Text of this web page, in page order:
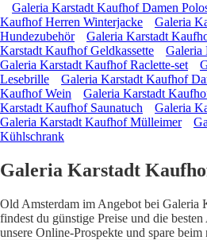
Galeria Karstadt Kaufhof Damen
Kaufhof Herren Winterjacke
Galeria
Hundezubehör
Galeria Karstadt
Karstadt Kaufhof Geldkassette
Galeria
Galeria Karstadt Kaufhof Raclette-set
Lesebrille
Galeria Karstadt Kaufhof
Kaufhof Wein
Galeria Karstadt
Karstadt Kaufhof Saunatuch
Galeria
Galeria Karstadt Kaufhof Mülleimer
Kühlschrank
Galeria Karstadt
Old Amsterdam im Angebot bei Galeria
findest du günstige Preise und die
unsere Online-Prospekte und spare